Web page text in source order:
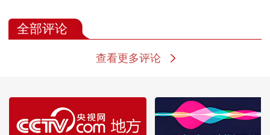
展 全部评论
查看更多评论